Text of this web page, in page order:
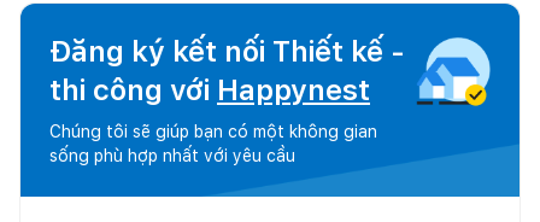
Đăng ký kết nối Thiết kế -
thi công với Happynest
Chúng tôi sẽ giúp bạn có một không gian
sống phù hợp nhất với yêu cầu